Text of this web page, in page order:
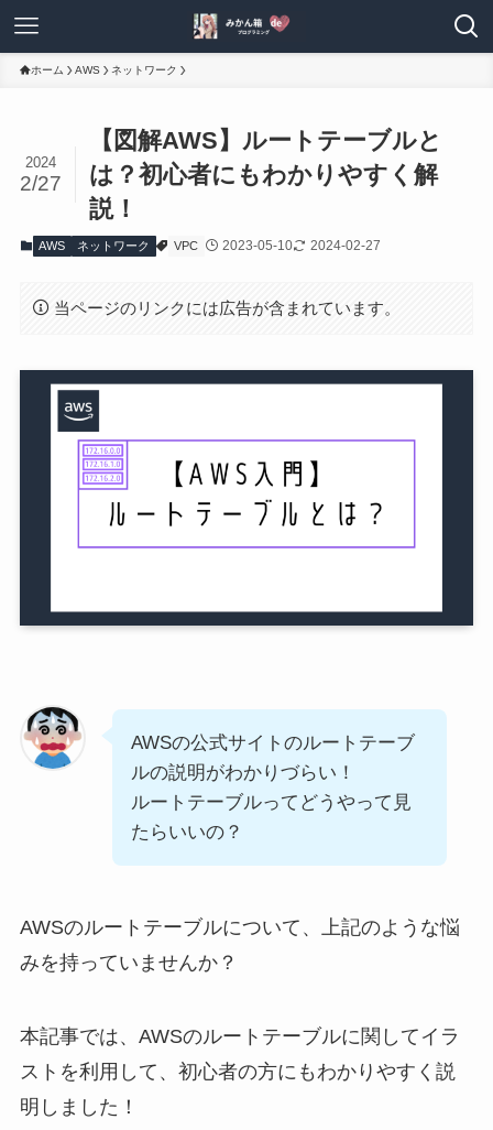
ホーム AWS ネットワーク
【図解AWS】ルートテーブルと
は？初心者にもわかりやすく解
説！
2024
2/27
AWS ネットワーク VPC 2023-05-10 2024-02-27
当ページのリンクには広告が含まれています。
AWSの公式サイトのルートテーブ
ルの説明がわかりづらい！
ルートテーブルってどうやって見
たらいいの？
AWSのルートテーブルについて、上記のような悩
みを持っていませんか？
本記事では、AWSのルートテーブルに関してイラ
ストを利用して、初心者の方にもわかりやすく説
明しました！